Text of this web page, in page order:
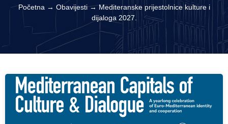
Početna → Obavijesti→Mediteranske prijestolnice kulture i
dijaloga 2027.